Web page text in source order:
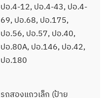
ปอ.4-12, ปอ.4-43, ปอ.4-
69, ปอ.68, ปอ.175,
ปอ.56, ปอ.57, ปอ.40,
ปอ.80A, ปอ.146, ปอ.42,
ปอ.180
รถสองแถวเล็ก (ป้าย